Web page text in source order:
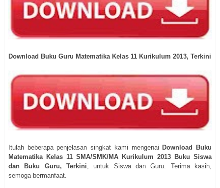
Download Buku Guru Matematika Kelas 11 Kurikulum 2013, Terkini
Itulah beberapa penjelasan singkat kami mengenai Download Buku
Matematika Kelas 11 SMA/SMK/MA Kurikulum 2013 Buku Siswa
dan Buku Guru, Terkini , untuk Siswa dan Guru. Terima kasih,
semoga bermanfaat.